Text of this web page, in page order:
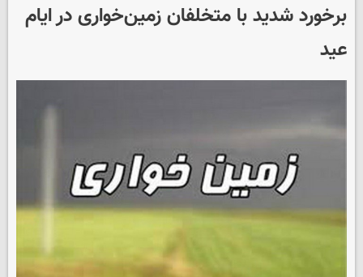
برخورد شدید با متخلفان زمین‌خواری در ایام
عید